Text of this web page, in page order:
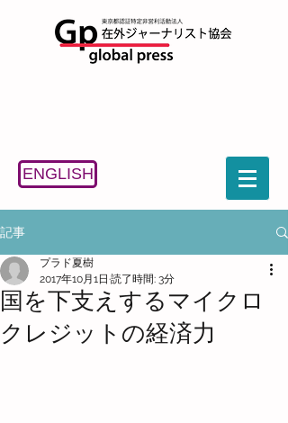
ENGLISH
記事
国を下支えするマイクロ
クレジットの経済力
プラド夏樹
2017年10月1日 読了時間: 3分